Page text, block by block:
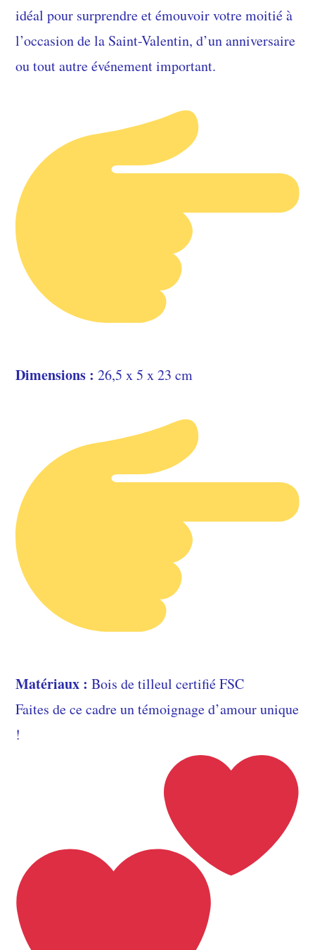
idéal pour surprendre et émouvoir votre moitié à
l’occasion de la Saint-Valentin, d’un anniversaire
ou tout autre événement important.
Dimensions : 26,5 x 5 x 23 cm
Matériaux : Bois de tilleul certifié FSC
Faites de ce cadre un témoignage d’amour unique
!